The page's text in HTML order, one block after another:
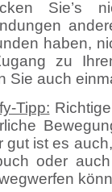
Sie’s
haben,
zu
Sie auch
Tipp:
gut ist es
oder